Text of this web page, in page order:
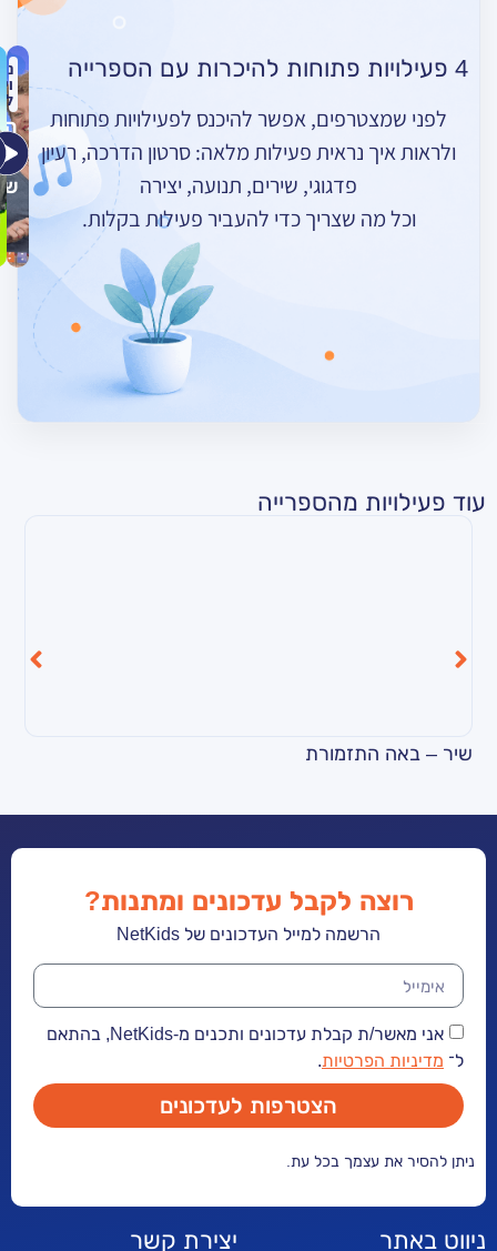
אפשר להיכנס לפעילויות פתוחות
נראית פעילות מלאה: סרטון הדרכה, רעיון
פדגוגי, שירים, תנועה, יצירה
שצריך כדי להעביר פעילות בקלות.
נורית
החיות
אומרות
שלום
מירי
נקאש
פיל
רוקד
נעמי
יום
חדש
כרמל
האזנה
מודרכת
–
חורף
מהספרייה
לקבל עדכונים ומתנות?
הרשמה למייל העדכונים של NetKids
אני מאשר/ת קבלת עדכונים ותכנים מ-NetKids, בהתאם
.
הצטרפות לעדכונים
עצמך בכל עת.